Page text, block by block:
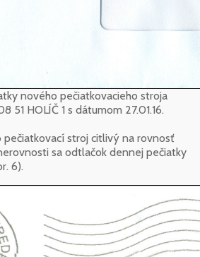
nového pečiatkovacieho stroja
51 HOLÍČ 1 s dátumom 27.01.16.
stroj citlivý na rovnosť
sa odtlačok dennej pečiatky
6).